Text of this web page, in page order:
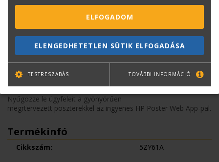
ÁLLVÁNNYAL ÉS TARTÓKOSÁRRAL
SZOFTVEREK
Gyorsítsa a nyomtatási folyamatot az ingyenesen letölthető HP
Click szoftverrel.
Fájlok elérése a felhőmappákból, nyomtasson okostelefonról a
HP Smart App használatával.
Nyűgözze le ügyfeleit a gyönyörűen
megrtervezett poszterekkel az ingyenes HP Poster Web App-pal.
Termékinfó
Cikkszám: 5ZY61A
ELFOGADOM
ELENGEDHETETLEN SÜTIK ELFOGADÁSA
TESTRESZABÁS TOVÁBBI INFORMÁCIÓ